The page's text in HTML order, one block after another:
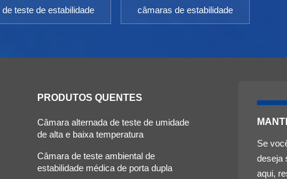
teste de estabilidade câmaras de estabilidade
PRODUTOS QUENTES
Câmara alternada de teste de umidade
de alta e baixa temperatura
Câmara de teste ambiental de
estabilidade médica de porta dupla
Se
deseja
aqui,